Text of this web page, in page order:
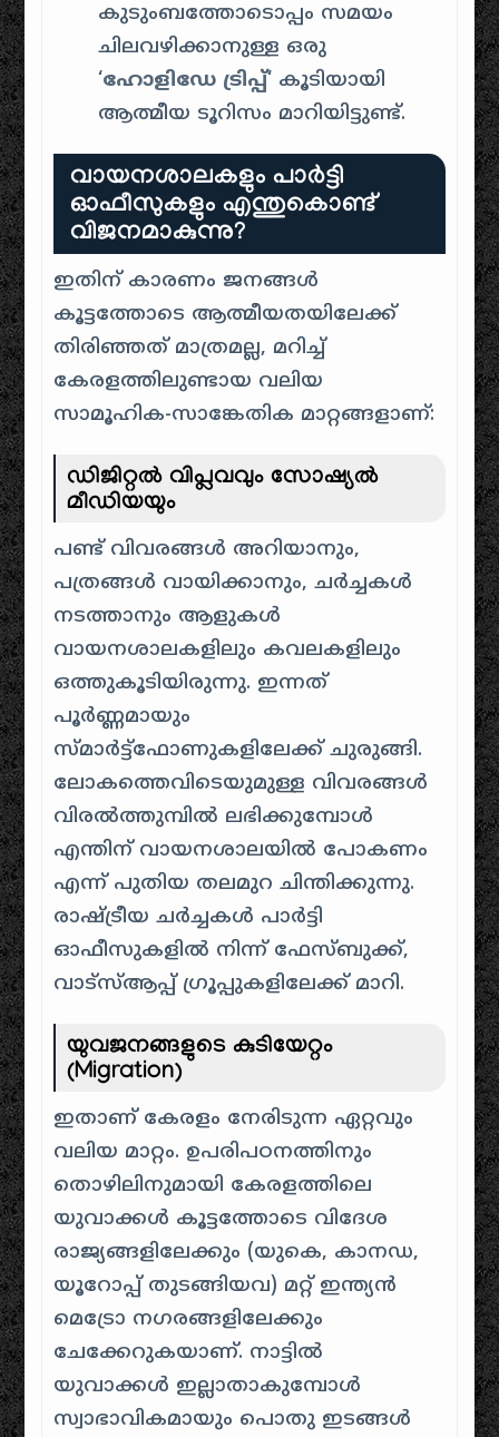
കുടുംബത്തോടൊപ്പം സമയം
ചിലവഴിക്കാനുള്ള ഒരു
‘ഹോളിഡേ ട്രിപ്പ്‘ കൂടിയായി
ആത്മീയ ടൂറിസം മാറിയിട്ടുണ്ട്.
വായനശാലകളും പാർട്ടി
ഓഫീസുകളും എന്തുകൊണ്ട്
വിജനമാകുന്നു?
ഇതിന് കാരണം ജനങ്ങൾ
കൂട്ടത്തോടെ ആത്മീയതയിലേക്ക്
തിരിഞ്ഞത് മാത്രമല്ല, മറിച്ച്
കേരളത്തിലുണ്ടായ വലിയ
സാമൂഹിക-സാങ്കേതിക മാറ്റങ്ങളാണ്:
ഡിജിറ്റൽ വിപ്ലവവും സോഷ്യൽ
മീഡിയയും
പണ്ട് വിവരങ്ങൾ അറിയാനും,
പത്രങ്ങൾ വായിക്കാനും, ചർച്ചകൾ
നടത്താനും ആളുകൾ
വായനശാലകളിലും കവലകളിലും
ഒത്തുകൂടിയിരുന്നു. ഇന്നത്
പൂർണ്ണമായും
സ്മാർട്ട്ഫോണുകളിലേക്ക് ചുരുങ്ങി.
ലോകത്തെവിടെയുമുള്ള വിവരങ്ങൾ
വിരൽത്തുമ്പിൽ ലഭിക്കുമ്പോൾ
എന്തിന് വായനശാലയിൽ പോകണം
എന്ന് പുതിയ തലമുറ ചിന്തിക്കുന്നു.
രാഷ്ട്രീയ ചർച്ചകൾ പാർട്ടി
ഓഫീസുകളിൽ നിന്ന് ഫേസ്ബുക്ക്,
വാട്സ്ആപ്പ് ഗ്രൂപ്പുകളിലേക്ക് മാറി.
യുവജനങ്ങളുടെ കുടിയേറ്റം
(Migration)
ഇതാണ് കേരളം നേരിടുന്ന ഏറ്റവും
വലിയ മാറ്റം. ഉപരിപഠനത്തിനും
തൊഴിലിനുമായി കേരളത്തിലെ
യുവാക്കൾ കൂട്ടത്തോടെ വിദേശ
രാജ്യങ്ങളിലേക്കും (യുകെ, കാനഡ,
യൂറോപ്പ് തുടങ്ങിയവ) മറ്റ് ഇന്ത്യൻ
മെട്രോ നഗരങ്ങളിലേക്കും
ചേക്കേറുകയാണ്. നാട്ടിൽ
യുവാക്കൾ ഇല്ലാതാകുമ്പോൾ
സ്വാഭാവികമായും പൊതു ഇടങ്ങൾ